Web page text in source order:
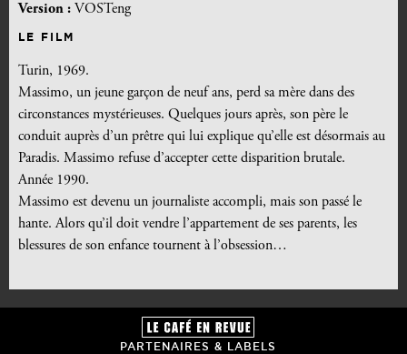
Version : VOSTeng
LE FILM
Turin, 1969.
Massimo, un jeune garçon de neuf ans, perd sa mère dans des
circonstances mystérieuses. Quelques jours après, son père le
conduit auprès d’un prêtre qui lui explique qu’elle est désormais au
Paradis. Massimo refuse d’accepter cette disparition brutale.
Année 1990.
Massimo est devenu un journaliste accompli, mais son passé le
hante. Alors qu’il doit vendre l’appartement de ses parents, les
blessures de son enfance tournent à l’obsession…
PARTENAIRES & LABELS